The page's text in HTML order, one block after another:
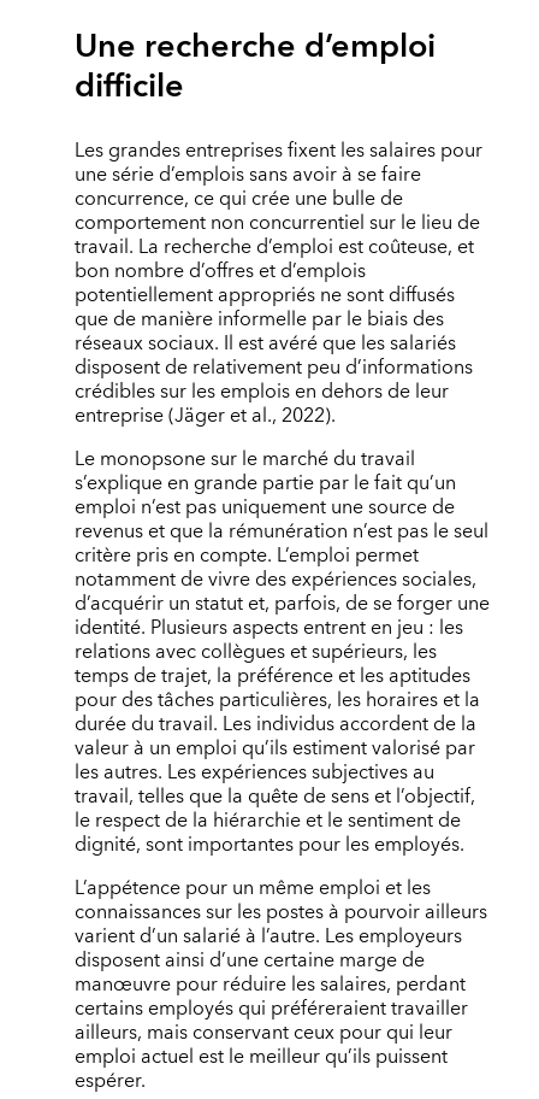
Une recherche d’emploi
difficile
Les grandes entreprises fixent les salaires pour
une série d’emplois sans avoir à se faire
concurrence, ce qui crée une bulle de
comportement non concurrentiel sur le lieu de
travail. La recherche d’emploi est coûteuse, et
bon nombre d’offres et d’emplois
potentiellement appropriés ne sont diffusés
que de manière informelle par le biais des
réseaux sociaux. Il est avéré que les salariés
disposent de relativement peu d’informations
crédibles sur les emplois en dehors de leur
entreprise (Jäger et al., 2022).
Le monopsone sur le marché du travail
s’explique en grande partie par le fait qu’un
emploi n’est pas uniquement une source de
revenus et que la rémunération n’est pas le seul
critère pris en compte. L’emploi permet
notamment de vivre des expériences sociales,
d’acquérir un statut et, parfois, de se forger une
identité. Plusieurs aspects entrent en jeu : les
relations avec collègues et supérieurs, les
temps de trajet, la préférence et les aptitudes
pour des tâches particulières, les horaires et la
durée du travail. Les individus accordent de la
valeur à un emploi qu’ils estiment valorisé par
les autres. Les expériences subjectives au
travail, telles que la quête de sens et l’objectif,
le respect de la hiérarchie et le sentiment de
dignité, sont importantes pour les employés.
L’appétence pour un même emploi et les
connaissances sur les postes à pourvoir ailleurs
varient d’un salarié à l’autre. Les employeurs
disposent ainsi d’une certaine marge de
manœuvre pour réduire les salaires, perdant
certains employés qui préféreraient travailler
ailleurs, mais conservant ceux pour qui leur
emploi actuel est le meilleur qu’ils puissent
espérer.